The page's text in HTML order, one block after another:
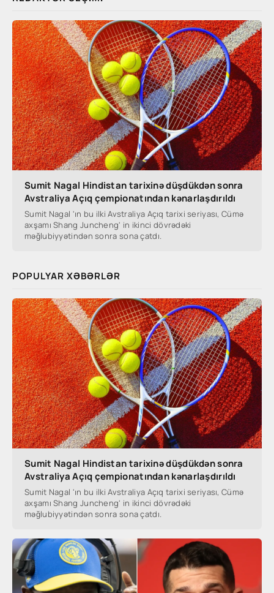
Sumit Nagal Hindistan tarixinə düşdükdən sonra
Avstraliya Açıq çempionatından kənarlaşdırıldı
Sumit Nagal 'ın bu ilki Avstraliya Açıq tarixi seriyası, Cümə
axşamı Shang Juncheng' in ikinci dövrədəki
məğlubiyyətindən sonra sona çatdı.
POPULYAR XƏBƏRLƏR
Sumit Nagal Hindistan tarixinə düşdükdən sonra
Avstraliya Açıq çempionatından kənarlaşdırıldı
Sumit Nagal 'ın bu ilki Avstraliya Açıq tarixi seriyası, Cümə
axşamı Shang Juncheng' in ikinci dövrədəki
məğlubiyyətindən sonra sona çatdı.